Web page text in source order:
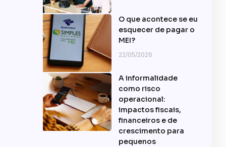
O que acontece se eu
esquecer de pagar o
MEI?
22/05/2026
A informalidade
como risco
operacional:
impactos fiscais,
financeiros e de
crescimento para
pequenos